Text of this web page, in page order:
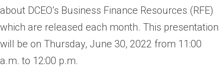
about DCEO’s Business Finance Resources (RFE)
which are released each month. This presentation
will be on Thursday, June 30, 2022 from 11:00
a.m. to 12:00 p.m.